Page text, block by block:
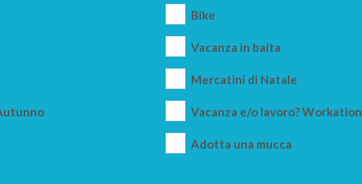
Bike
Vacanza in baita
Mercatini di Natale
Vacanza e/o lavoro? Workation
Adotta una mucca